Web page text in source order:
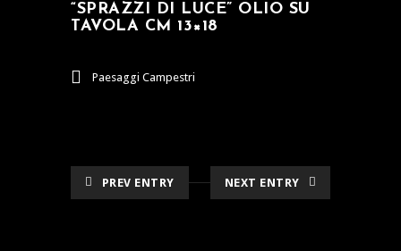
“SPRAZZI DI LUCE” OLIO SU
TAVOLA CM 13×18
Paesaggi Campestri
PREV ENTRY NEXT ENTRY